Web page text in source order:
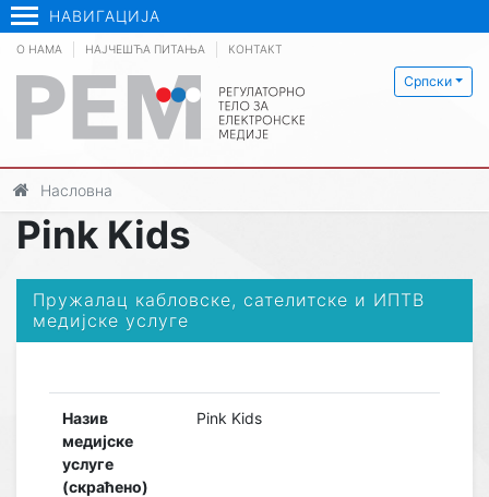
НАВИГАЦИЈА
Српски
О НАМА НАЈЧЕШЋА ПИТАЊА КОНТАКТ
Насловна
Pink Kids
Пружалац кабловске, сателитске и ИПТВ
медијске услуге
Назив
медијске
услуге
(скраћено)
Pink Kids